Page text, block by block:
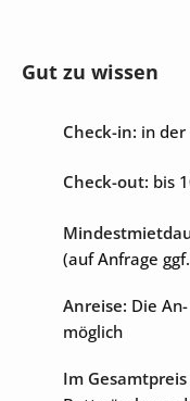
Unterhaltung
Internet
Tischtennisplatte
Gut zu wissen
Check-in: in der
Check-out: bis
(auf Anfrage
Anreise: Die
möglich
Im